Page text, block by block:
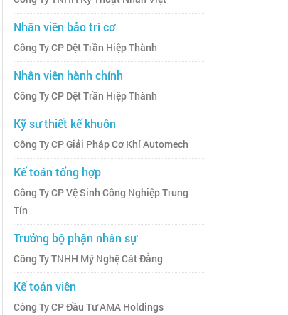
Nhân viên bảo trì cơ
Công Ty CP Dệt Trần Hiệp Thành
Nhân viên hành chính
Công Ty CP Dệt Trần Hiệp Thành
Kỹ sư thiết kế khuôn
Công Ty CP Giải Pháp Cơ Khí Automech
Kế toán tổng hợp
Công Ty CP Vệ Sinh Công Nghiệp Trung
Tín
Trưởng bộ phận nhân sự
Công Ty TNHH Mỹ Nghệ Cát Đằng
Kế toán viên
Công Ty CP Đầu Tư AMA Holdings